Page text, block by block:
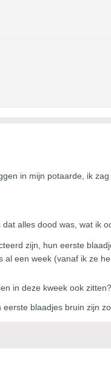
in mijn potaarde, ik
alles dood was, wat ik
zijn, hun eerste
een week (vanaf ik ze
in deze kweek ook zitten?
blaadjes bruin zijn